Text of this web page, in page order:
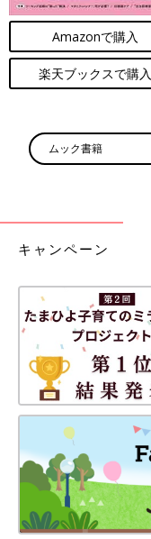
Amazonで購入
楽天ブックスで購入
ムック書籍
キャンペーン